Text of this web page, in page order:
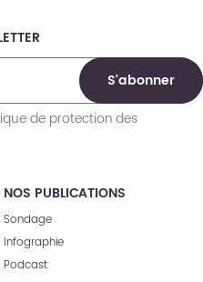
NOS PUBLICATIONS
Sondage
Infographie
Podcast
S'abonner
de protection des